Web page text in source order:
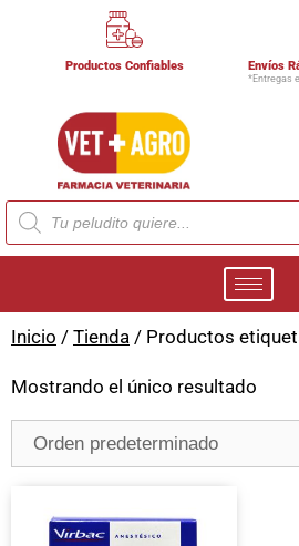
Productos Confiables Envíos
*Entregas
Inicio / Tienda / Productos
Mostrando el único resultado